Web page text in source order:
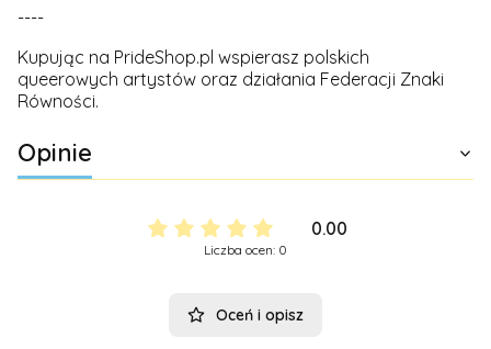
----
Kupując na PrideShop.pl wspierasz polskich
queerowych artystów oraz działania Federacji Znaki
Równości.
Opinie
0.00
Liczba ocen: 0
Oceń i opisz